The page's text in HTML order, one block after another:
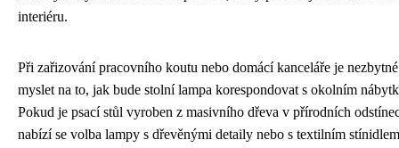
interiéru.
Při zařizování pracovního koutu nebo domácí kanceláře je nezbytné
myslet na to, jak bude stolní lampa korespondovat s okolním
Pokud je psací stůl vyroben z masivního dřeva v přírodních
nabízí se volba lampy s dřevěnými detaily nebo s textilním